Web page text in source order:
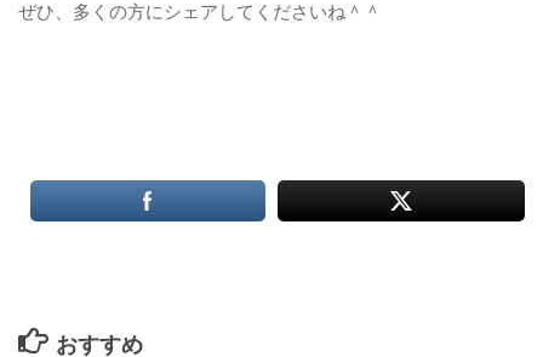
ぜひ、多くの方にシェアしてくださいね＾＾
おすすめ